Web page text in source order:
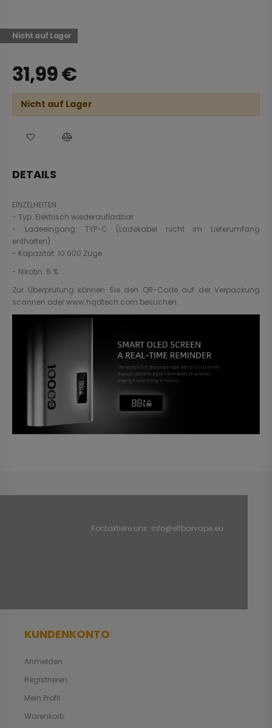
Nicht auf Lager
31,99€
Nicht auf Lager
DETAILS
EINZELHEITEN
- Typ: Elektrisch wiederaufladbar
- Ladeeingang: TYP-C (Ladekabel nicht im Lieferumfang
enthalten)
- Kapazität: 10.000 Züge
- Nikotin: 5 %
Zur Überprüfung können Sie den QR-Code auf der Verpackung
scannen oder www.hqdtech.com besuchen.
Kontaktiere uns: info@elfbarvape.eu
KUNDENKONTO
Anmelden
Registrieren
Mein Profil
Warenkorb